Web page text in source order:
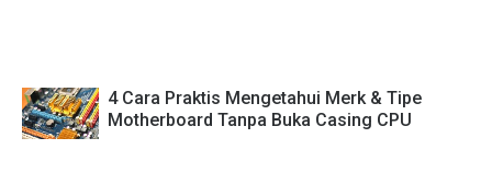
4 Cara Praktis Mengetahui Merk & Tipe
Motherboard Tanpa Buka Casing CPU